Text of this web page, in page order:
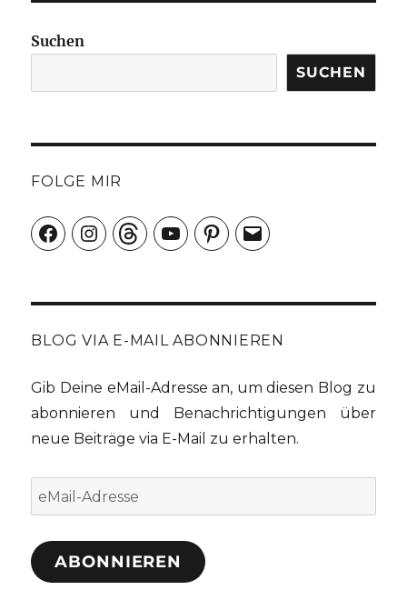
Suchen
SUCHEN
FOLGE MIR
FacebookInstagramThreadsYouTubePinterest
E-
Mail
BLOG VIA E-MAIL ABONNIEREN
Gib Deine eMail-Adresse an, um diesen Blog zu
abonnieren und Benachrichtigungen über
neue Beiträge via E-Mail zu erhalten.
eMail-
Adresse
ABONNIEREN